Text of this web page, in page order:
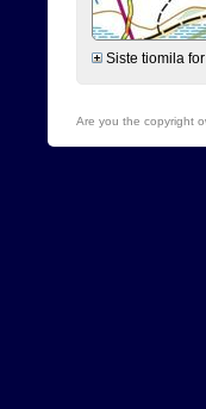
Siste tiomila
Are you the copyright